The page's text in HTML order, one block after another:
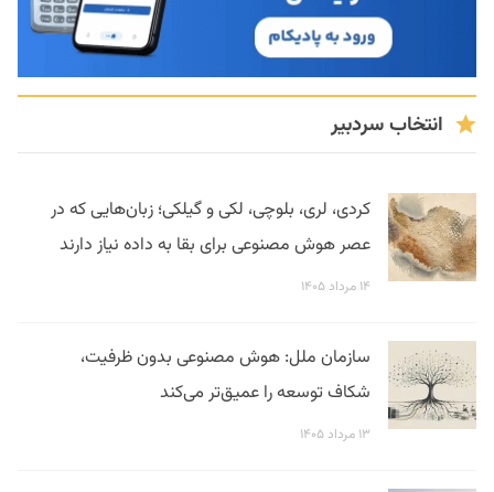
انتخاب سردبیر
کردی، لری، بلوچی، لکی و گیلکی؛ زبان‌هایی که در
عصر هوش مصنوعی برای بقا به داده نیاز دارند
۱۴ مرداد ۱۴۰۵
سازمان ملل: هوش مصنوعی بدون ظرفیت،
شکاف توسعه را عمیق‌تر می‌کند
۱۳ مرداد ۱۴۰۵